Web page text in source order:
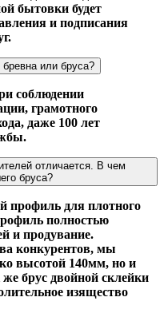
бытовки будет
и подписания
или бруса?
соблюдении
грамотного
даже 100 лет
отличается. В чем
бруса?
профиль для плотного
полностью
и продувание.
конкурентов, мы
высотой 140мм, но и
брус двойной склейки
изящество